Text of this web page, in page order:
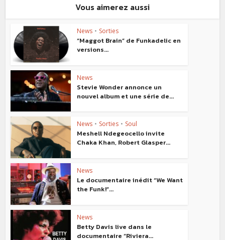
Vous aimerez aussi
News • Sorties
“Maggot Brain” de Funkadelic en
versions...
News
Stevie Wonder annonce un
nouvel album et une série de...
News • Sorties • Soul
Meshell Ndegeocello invite
Chaka Khan, Robert Glasper...
News
Le documentaire inédit “We Want
the Funk!”...
News
Betty Davis live dans le
documentaire “Riviera...